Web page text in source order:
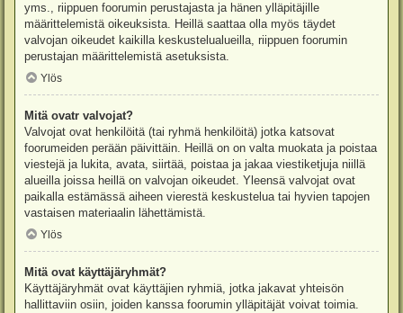
yms., riippuen foorumin perustajasta ja hänen ylläpitäjille
määrittelemistä oikeuksista. Heillä saattaa olla myös täydet
valvojan oikeudet kaikilla keskustelualueilla, riippuen foorumin
perustajan määrittelemistä asetuksista.
Ylös
Mitä ovatr valvojat?
Valvojat ovat henkilöitä (tai ryhmä henkilöitä) jotka katsovat
foorumeiden perään päivittäin. Heillä on on valta muokata ja poistaa
viestejä ja lukita, avata, siirtää, poistaa ja jakaa viestiketjuja niillä
alueilla joissa heillä on valvojan oikeudet. Yleensä valvojat ovat
paikalla estämässä aiheen vierestä keskustelua tai hyvien tapojen
vastaisen materiaalin lähettämistä.
Ylös
Mitä ovat käyttäjäryhmät?
Käyttäjäryhmät ovat käyttäjien ryhmiä, jotka jakavat yhteisön
hallittaviin osiin, joiden kanssa foorumin ylläpitäjät voivat toimia.